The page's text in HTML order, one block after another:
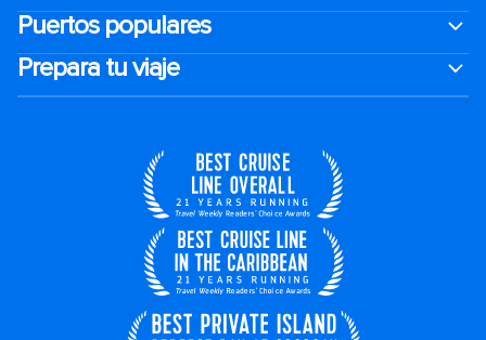
Puertos populares
Prepara tu viaje